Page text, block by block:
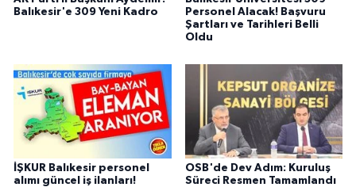
Balıkesir'e 309 Yeni Kadro
Personel Alacak! Başvuru
Şartları ve Tarihleri Belli
Oldu
İŞKUR Balıkesir personel
alımı güncel iş ilanları!
OSB'de Dev Adım: Kuruluş
Süreci Resmen Tamamlandı